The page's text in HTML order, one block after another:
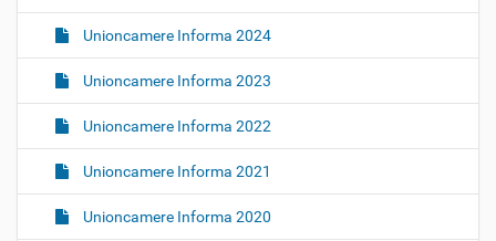
Unioncamere Informa 2024
Unioncamere Informa 2023
Unioncamere Informa 2022
Unioncamere Informa 2021
Unioncamere Informa 2020